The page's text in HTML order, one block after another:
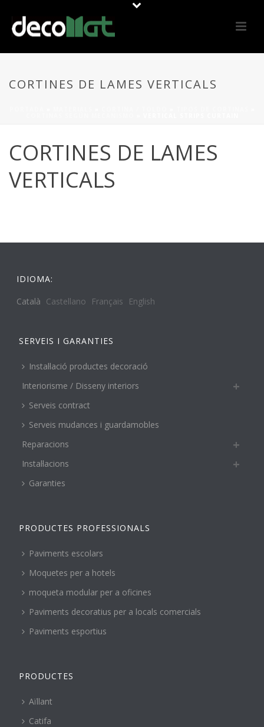
CORTINES DE LAMES VERTICALS
CORTINES DE LAMES
VERTICALS
IDIOMA:
Català Castellano Français English
SERVEIS I GARANTIES
Instal·lació productes decoració
Interiorisme / Disseny interiors
Serveis contract
Serveis mudances i guardamobles
Reparacions
Instal·lacions
Garanties
PRODUCTES PROFESSIONALS
Paviments escolars
Moquetes per a hotels
moqueta modular per a oficines
Paviments decoratius per a locals comercials
Paviments esportius
PRODUCTES
Aïllant
Catifa